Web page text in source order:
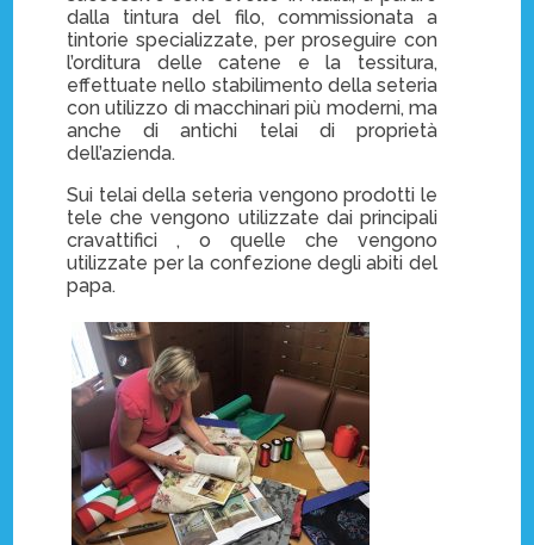
dalla tintura del filo, commissionata a
tintorie specializzate, per proseguire con
l’orditura delle catene e la tessitura,
effettuate nello stabilimento della seteria
con utilizzo di macchinari più moderni, ma
anche di antichi telai di proprietà
dell’azienda.
Sui telai della seteria vengono prodotti le
tele che vengono utilizzate dai principali
cravattifici , o quelle che vengono
utilizzate per la confezione degli abiti del
papa.